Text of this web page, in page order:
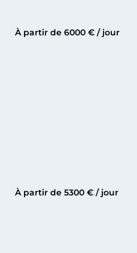
À partir de 6000 € / jour
GREY OKEAN 55CANNES
À partir de 5300 € / jour
PARDO 50CANNES